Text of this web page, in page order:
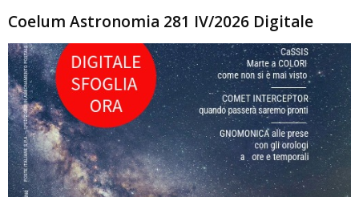
Coelum Astronomia 281 IV/2026 Digitale